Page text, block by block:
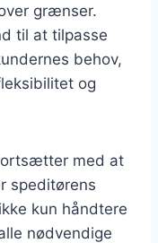
grænser.
til at tilpasse
behov,
og
med at
speditørens
kun håndtere
nødvendige